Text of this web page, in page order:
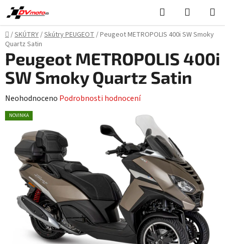
Přejít
na
obsah
Hledat
KOŠÍK
Domů
/SKÚTRY/Skútry PEUGEOT/Peugeot METROPOLIS 400i SW Smoky
Quartz Satin
Peugeot METROPOLIS 400i
SW Smoky Quartz Satin
Průměrné
hodnocení
0,0
hvězdiček.
Neohodnoceno Podrobnosti hodnocení
NOVINKA